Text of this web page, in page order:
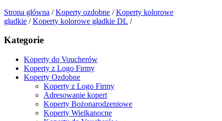
Strona główna /Koperty ozdobne /Koperty kolorowe
gładkie /Koperty kolorowe gładkie DL /
Kategorie
Koperty do Voucherów
Koperty z Logo Firmy
Koperty Ozdobne
Koperty z Logo Firmy
Adresowanie kopert
Koperty Bożonarodzeniowe
Koperty Wielkanocne